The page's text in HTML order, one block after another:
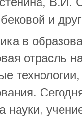
и
в
отрасль
науки,